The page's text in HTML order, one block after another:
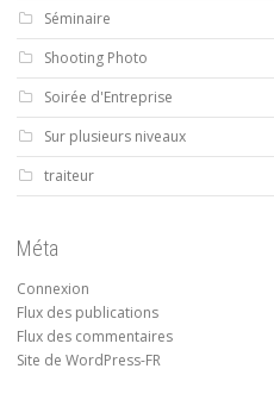
Séminaire
Shooting Photo
Soirée d'Entreprise
Sur plusieurs niveaux
traiteur
Méta
Connexion
Flux des publications
Flux des commentaires
Site de WordPress-FR